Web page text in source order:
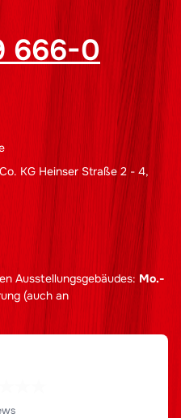
666-0
KG Heinser Straße 2 - 4,
Ausstellungsgebäudes: Mo.-
(auch an